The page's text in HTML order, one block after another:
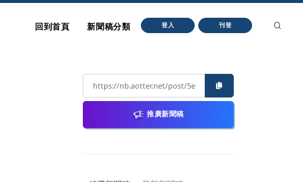
回到首頁 新聞稿分類 登入 刊登
推廣新聞稿